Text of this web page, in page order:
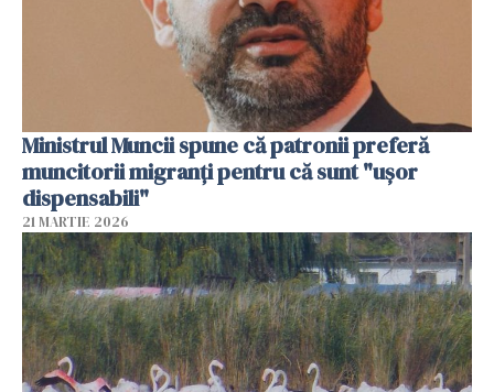
Ministrul Muncii spune că patronii preferă
muncitorii migranți pentru că sunt "uşor
dispensabili"
21 MARTIE 2026